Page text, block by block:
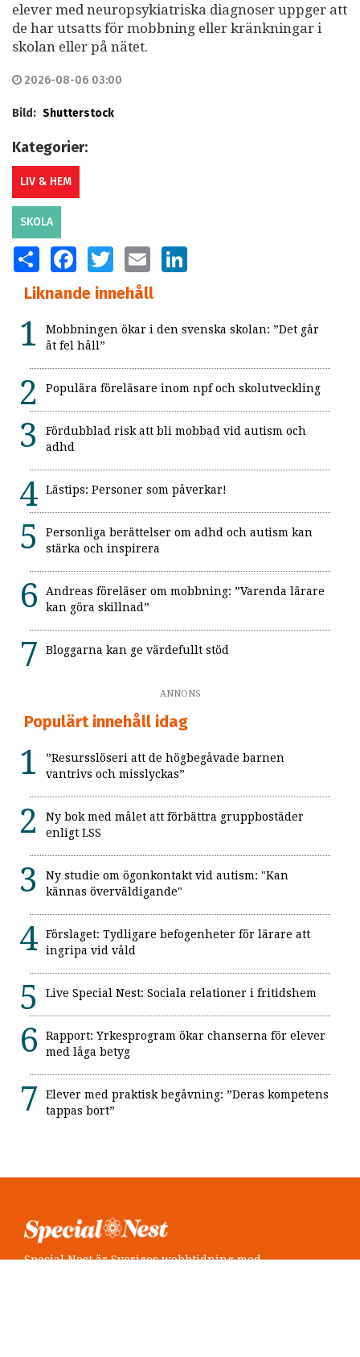
elever med neuropsykiatriska diagnoser uppger att
de har utsatts för mobbning eller kränkningar i
skolan eller på nätet.
2026-08-06 03:00
Bild: Shutterstock
Kategorier:
LIV & HEM
SKOLA
SHARE FACEBOOKTWITTER EMAIL
Liknande innehåll
Mobbningen ökar i den svenska skolan: ”Det går
åt fel håll”
Populära föreläsare inom npf och skolutveckling
Fördubblad risk att bli mobbad vid autism och
adhd
Lästips: Personer som påverkar!
Personliga berättelser om adhd och autism kan
stärka och inspirera
Andreas föreläser om mobbning: ”Varenda lärare
kan göra skillnad”
Bloggarna kan ge värdefullt stöd
ANNONS
Populärt innehåll idag
”Resursslöseri att de högbegåvade barnen
vantrivs och misslyckas”
Ny bok med målet att förbättra gruppbostäder
enligt LSS
Ny studie om ögonkontakt vid autism: "Kan
kännas överväldigande"
Förslaget: Tydligare befogenheter för lärare att
ingripa vid våld
Live Special Nest: Sociala relationer i fritidshem
Rapport: Yrkesprogram ökar chanserna för elever
med låga betyg
Elever med praktisk begåvning: ”Deras kompetens
tappas bort”
Special Nest är Sveriges webbtidning med